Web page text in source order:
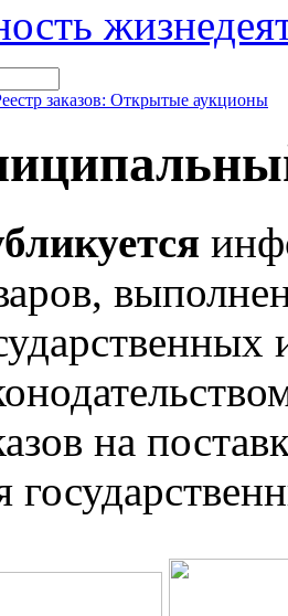
заказов: Открытые аукционы
на